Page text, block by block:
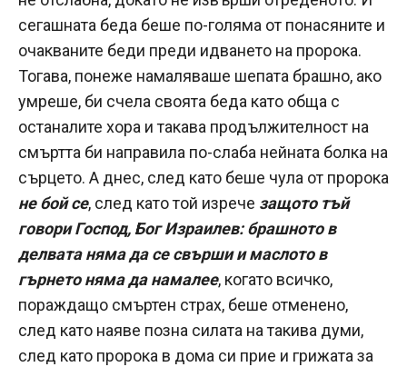
сегашната беда беше по-голяма от понасяните и
очакваните беди преди идването на пророка.
Тогава, понеже намаляваше шепата брашно, ако
умреше, би счела своята беда като обща с
останалите хора и такава продължителност на
смъртта би направила по-слаба нейната болка на
сърцето. А днес, след като беше чула от пророка
не бой се, след като той изрече защото тъй
говори Господ, Бог Израилев: брашното в
делвата няма да се свърши и маслото в
гърнето няма да намалее, когато всичко,
пораждащо смъртен страх, беше отменено,
след като наяве позна силата на такива думи,
след като пророка в дома си прие и грижата за